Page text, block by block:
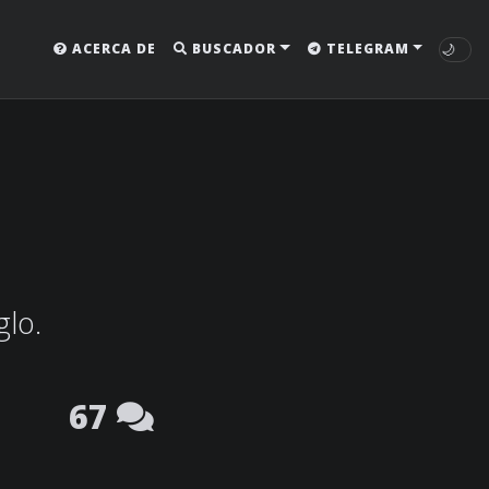
ACERCA DE BUSCADOR TELEGRAM 🌙
67